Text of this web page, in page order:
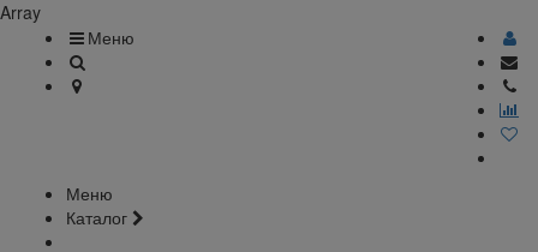
Array
Меню
Меню
Каталог